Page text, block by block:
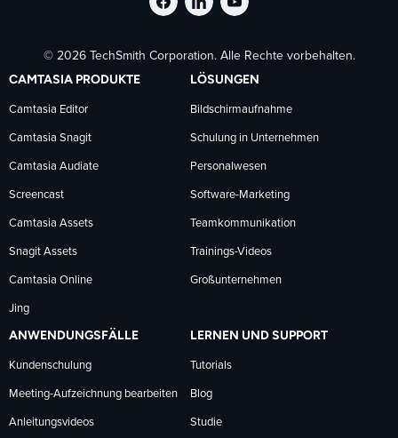
TechSmith
auf
Facebook
folgen
TechSmith
auf
LinkedIn
folgen
TechSmith
auf
YouTube
folgen
© 2026 TechSmith Corporation. Alle Rechte vorbehalten.
CAMTASIA PRODUKTE
Camtasia Editor
Camtasia Snagit
Camtasia Audiate
Screencast
Camtasia Assets
Snagit Assets
Camtasia Online
Jing
LÖSUNGEN
Bildschirmaufnahme
Schulung in Unternehmen
Personalwesen
Software-Marketing
Teamkommunikation
Trainings-Videos
Großunternehmen
ANWENDUNGSFÄLLE
Kundenschulung
Meeting-Aufzeichnung bearbeiten
Anleitungsvideos
LERNEN UND SUPPORT
Tutorials
Blog
Studie